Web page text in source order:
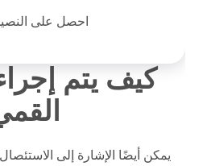
احصل على
كيف يتم
يمكن أيضًا الإشارة إلى